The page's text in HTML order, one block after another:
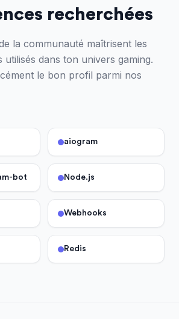
recherchées
la communauté maîtrisent les
utilisés dans ton univers gaming.
le bon profil parmi nos
aiogram
bot Node.js
Webhooks
Redis